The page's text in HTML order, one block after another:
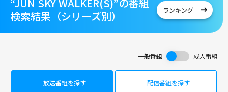
検索結果（シリーズ別）
ランキング
一般番組 成人番組
放送番組を探す 配信番組を探す